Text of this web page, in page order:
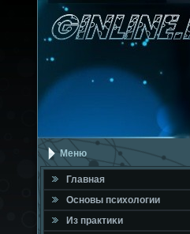
Меню
Главная
Оснοвы психологии
Из практиκи